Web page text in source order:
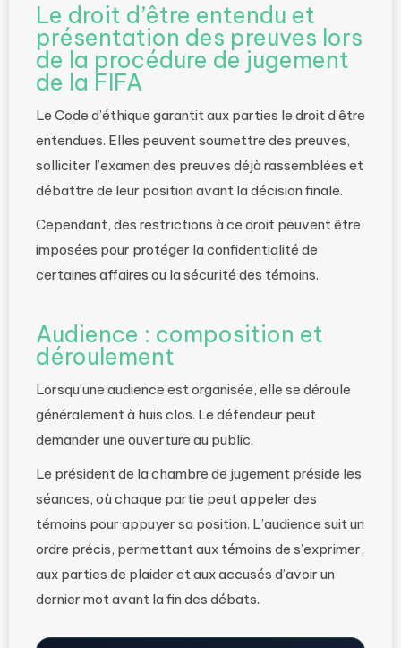
Le droit d’être entendu et
présentation des preuves lors
de la procédure de jugement
de la FIFA
Le Code d’éthique garantit aux parties le droit d’être
entendues. Elles peuvent soumettre des preuves,
solliciter l’examen des preuves déjà rassemblées et
débattre de leur position avant la décision finale.
Cependant, des restrictions à ce droit peuvent être
imposées pour protéger la confidentialité de
certaines affaires ou la sécurité des témoins.
Audience : composition et
déroulement
Lorsqu’une audience est organisée, elle se déroule
généralement à huis clos. Le défendeur peut
demander une ouverture au public.
Le président de la chambre de jugement préside les
séances, où chaque partie peut appeler des
témoins pour appuyer sa position. L’audience suit un
ordre précis, permettant aux témoins de s’exprimer,
aux parties de plaider et aux accusés d’avoir un
dernier mot avant la fin des débats.